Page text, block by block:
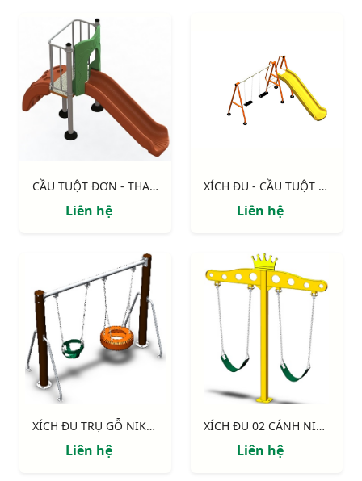
CẦU TUỘT ĐƠN - THANG NHỰA NIK5131A
Liên hệ
XÍCH ĐU - CẦU TUỘT NIK731009-1
Liên hệ
XÍCH ĐU TRỤ GỖ NIK734447-4
Liên hệ
XÍCH ĐU 02 CÁNH NIK734447-3
Liên hệ